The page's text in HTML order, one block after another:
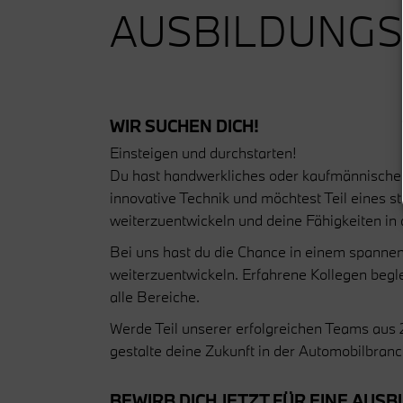
WIR SUCHEN DICH!
Einsteigen und durchstarten!
Du hast handwerkliches oder
innovative Technik und möchtest Teil eines
weiterzuentwickeln und deine Fähigkeiten in
Bei uns hast du die Chance in einem
weiterzuentwickeln. Erfahrene Kollegen
alle Bereiche.
Werde Teil unserer erfolgreichen Teams
gestalte deine Zukunft in der